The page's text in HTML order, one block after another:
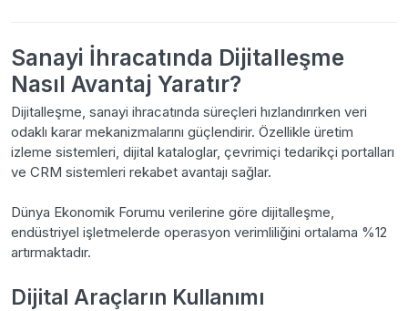
Sanayi İhracatında Dijitalleşme
Nasıl Avantaj Yaratır?
Dijitalleşme, sanayi ihracatında süreçleri hızlandırırken veri
odaklı karar mekanizmalarını güçlendirir. Özellikle üretim
izleme sistemleri, dijital kataloglar, çevrimiçi tedarikçi portalları
ve CRM sistemleri rekabet avantajı sağlar.
Dünya Ekonomik Forumu verilerine göre dijitalleşme,
endüstriyel işletmelerde operasyon verimliliğini ortalama %12
artırmaktadır.
Dijital Araçların Kullanımı